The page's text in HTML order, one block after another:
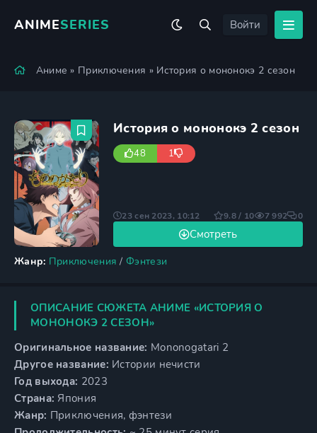
ANIMESERIES Войти
Аниме » Приключения » История о мононокэ 2 сезон
История о мононокэ 2 сезон
48 1
Жанр: Приключения / Фэнтези
Смотреть
23 сен 2023, 10:12 9.8 / 10 7 992 0
ОПИСАНИЕ СЮЖЕТА АНИМЕ «ИСТОРИЯ О
МОНОНОКЭ 2 СЕЗОН»
Оригинальное название: Mononogatari 2
Другое название: Истории нечисти
Год выхода: 2023
Страна: Япония
Жанр: Приключения, фэнтези